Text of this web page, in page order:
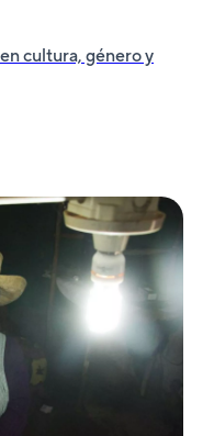
cultura, género y